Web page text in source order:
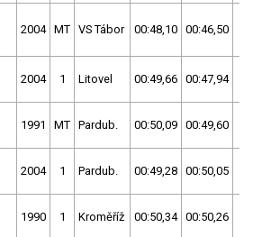
2004 MT VS Tábor 00:48,10 00:46,50
2004 1 Litovel 00:49,66 00:47,94
1991 MT Pardub. 00:50,09 00:49,60
2004 1 Pardub. 00:49,28 00:50,05
1990 1 Kroměříž 00:50,34 00:50,26